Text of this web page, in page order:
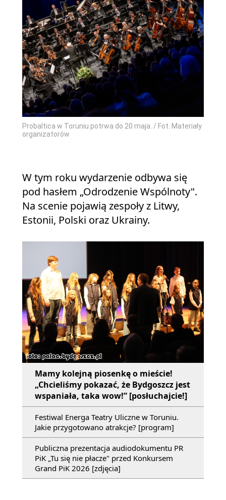
Probaltica w Toruniu potrwa do 20 maja. / Fot. Materiały
organizatorów
W tym roku wydarzenie odbywa się
pod hasłem „Odrodzenie Wspólnoty".
Na scenie pojawią zespoły z Litwy,
Estonii, Polski oraz Ukrainy.
Mamy kolejną piosenkę o mieście!
„Chcieliśmy pokazać, że Bydgoszcz jest
wspaniała, taka wow!” [posłuchajcie!]
Festiwal Energa Teatry Uliczne w Toruniu.
Jakie przygotowano atrakcje? [program]
Publiczna prezentacja audiodokumentu PR
PiK „Tu się nie płacze" przed Konkursem
Grand PiK 2026 [zdjęcia]